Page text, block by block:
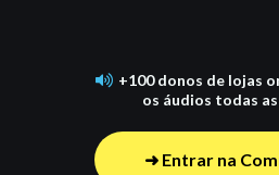
+100 donos de lojas
os áudios todas
➜ Entrar na